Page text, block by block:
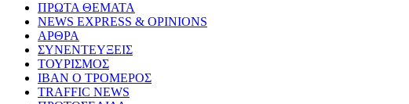
ΠΡΩΤΑ ΘΕΜΑΤΑ
NEWS EXPRESS & OPINIONS
ΑΡΘΡΑ
ΣΥΝΕΝΤΕΥΞΕΙΣ
ΤΟΥΡΙΣΜΟΣ
ΙΒΑΝ Ο ΤΡΟΜΕΡΟΣ
TRAFFIC NEWS